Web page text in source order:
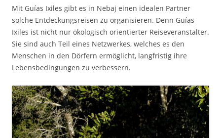
Mit Guías Ixiles gibt es in Nebaj einen idealen Partner
solche Entdeckungsreisen zu organisieren. Denn Guías
Ixiles ist nicht nur ökologisch orientierter Reiseveranstalter.
Sie sind auch Teil eines Netzwerkes, welches es den
Menschen in den Dörfern ermöglicht, langfristig ihre
Lebensbedingungen zu verbessern.